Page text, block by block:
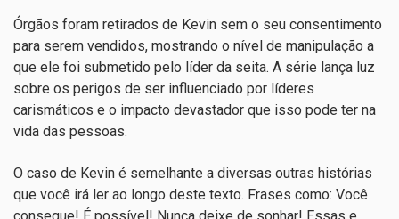
Órgãos foram retirados de Kevin sem o seu consentimento
para serem vendidos, mostrando o nível de manipulação a
que ele foi submetido pelo líder da seita. A série lança luz
sobre os perigos de ser influenciado por líderes
carismáticos e o impacto devastador que isso pode ter na
vida das pessoas.
O caso de Kevin é semelhante a diversas outras histórias
que você irá ler ao longo deste texto. Frases como: Você